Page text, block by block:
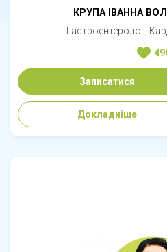
КРУПА ІВАННА
Гастроентеролог,
Записатися
Докладніше